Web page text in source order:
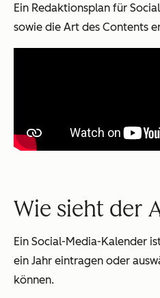
Ein Redaktionsplan für
sowie die Art des Contents
Wie sieht der
Ein Social-Media-Kalender
ein Jahr eintragen oder
können.